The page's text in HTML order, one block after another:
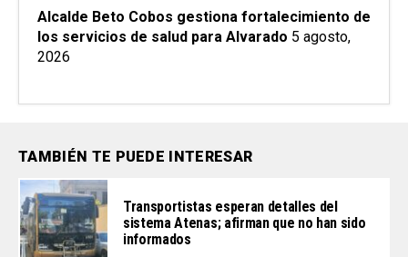
Alcalde Beto Cobos gestiona fortalecimiento de
los servicios de salud para Alvarado 5 agosto,
2026
TAMBIÉN TE PUEDE INTERESAR
Transportistas esperan detalles del
sistema Atenas; afirman que no han sido
informados